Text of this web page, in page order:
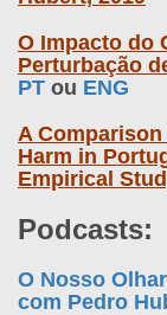
O Impacto do
Perturbação
PT ou ENG
A
Harm in
Empirical
Podcasts:
O Nosso
com Pedro